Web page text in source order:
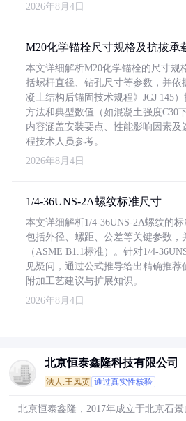
2026年8月4日
M20化学锚栓尺寸规格及抗拔承
本文详细解析M20化学锚栓的尺寸规
括螺杆直径、钻孔尺寸等参数，并依
凝土结构后锚固技术规程》JGJ 145
方法和典型数值（如混凝土强度C30
内容涵盖安装要点、性能影响因素及
程技术人员参考。
2026年8月4日
1/4-36UNS-2A螺纹标准尺寸
本文详细解析1/4-36UNS-2A螺纹的标
包括外径、螺距、公差等关键参数，
（ASME B1.1标准）。针对1/4-
见疑问，通过公式推导给出精确推荐
附加工艺建议与扩展知识。
2026年8月4日
北京恒泰鑫隆科技有限公司
法人:王凤英 通过真实性核验
北京恒泰鑫隆，2017年成立于北京石